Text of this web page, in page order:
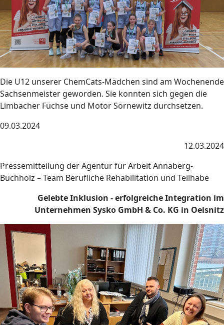
Die U12 unserer ChemCats-Mädchen sind am Wochenende
Sachsenmeister geworden. Sie konnten sich gegen die
Limbacher Füchse und Motor Sörnewitz durchsetzen.
09.03.2024
12.03.2024
Pressemitteilung der Agentur für Arbeit Annaberg-
Buchholz – Team Berufliche Rehabilitation und Teilhabe
Gelebte Inklusion - erfolgreiche Integration im
Unternehmen Sysko GmbH & Co. KG in Oelsnitz